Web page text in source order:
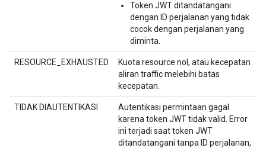
Token JWT ditandatangani
dengan ID perjalanan yang tidak
cocok dengan perjalanan yang
diminta.
RESOURCE_EXHAUSTED
Kuota resource nol, atau kecepatan
aliran traffic melebihi batas
kecepatan.
TIDAK DIAUTENTIKASI
Autentikasi permintaan gagal
karena token JWT tidak valid. Error
ini terjadi saat token JWT
ditandatangani tanpa ID perjalanan,